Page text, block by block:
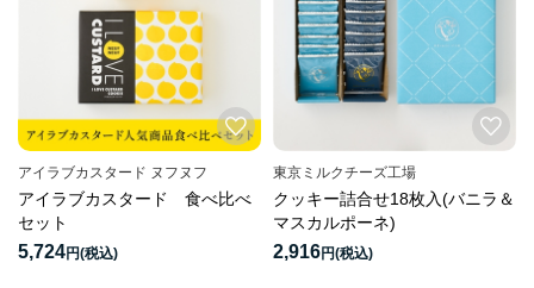
アイラブカスタード ヌフヌフ
アイラブカスタード 食べ比べ
セット
5,724円
東京ミルクチーズ工場
クッキー詰合せ18枚入(バニラ＆
マスカルポーネ)
2,916円